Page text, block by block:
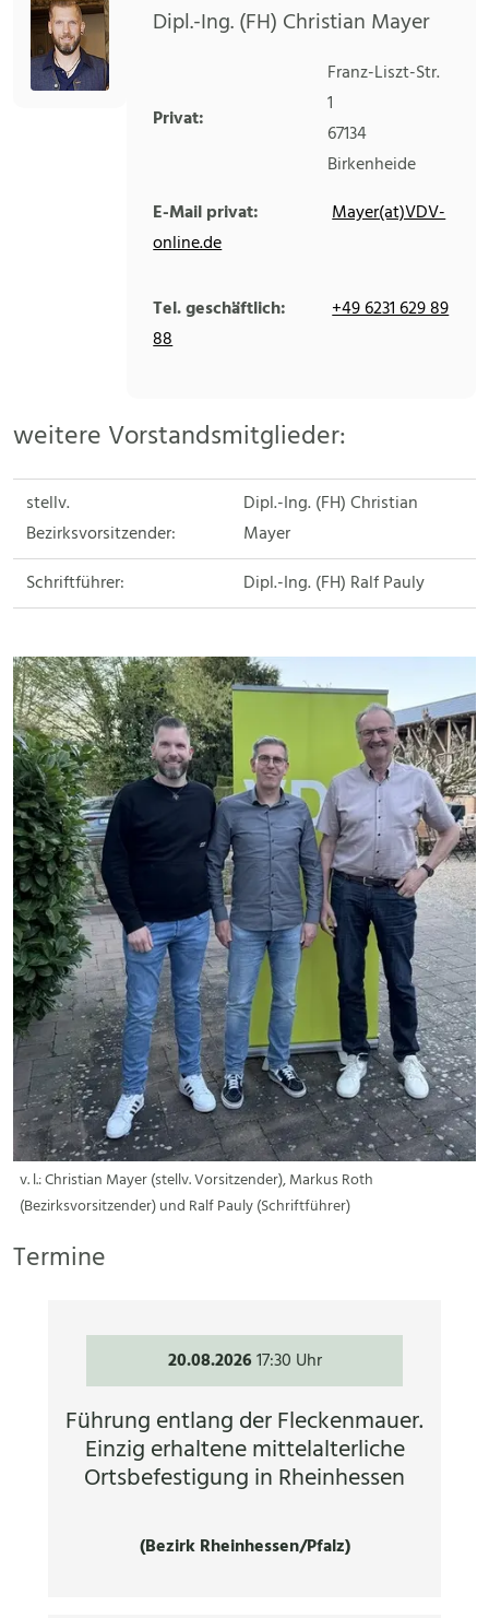
Dipl.-Ing. (FH) Christian Mayer
Privat:
Franz-Liszt-Str.
1
67134
Birkenheide
E-Mail privat:
Mayer(at)VDV-
online.de
Tel. geschäftlich:
+49 6231 629 89
88
weitere Vorstandsmitglieder:
stellv.
Bezirksvorsitzender:
Dipl.-Ing. (FH) Christian
Mayer
Schriftführer:
Dipl.-Ing. (FH) Ralf Pauly
v. l.: Christian Mayer (stellv. Vorsitzender), Markus Roth
(Bezirksvorsitzender) und Ralf Pauly (Schriftführer)
Termine
20.08.202617:30 Uhr
Führung entlang der Fleckenmauer.
Einzig erhaltene mittelalterliche
Ortsbefestigung in Rheinhessen
(Bezirk Rheinhessen/Pfalz)